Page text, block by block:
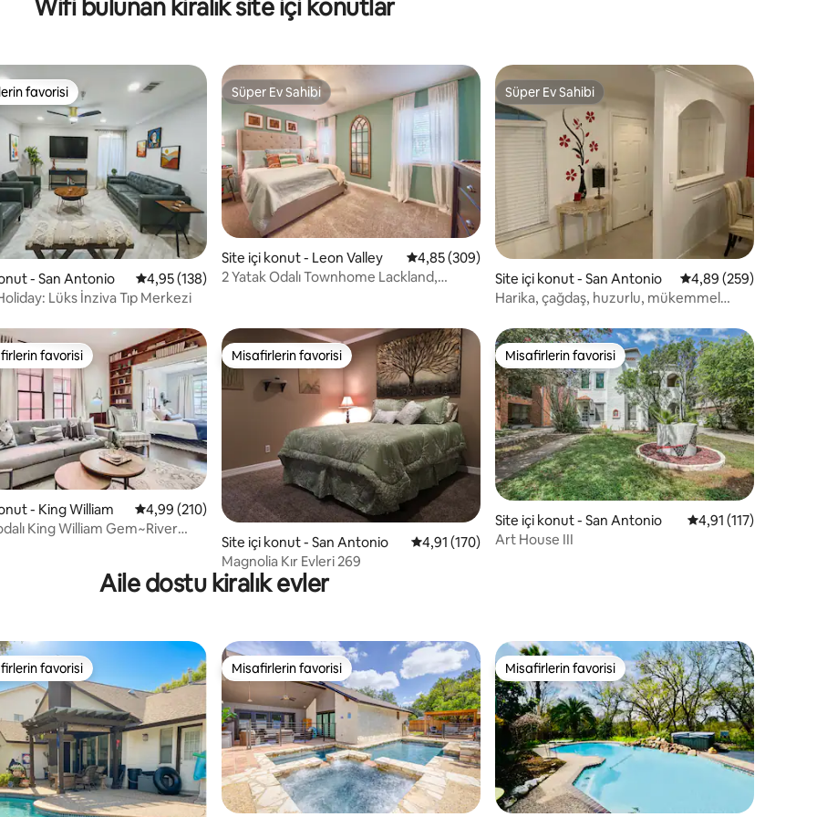
Wifi bulunan kiralık site içi konutlar
puan, 143 değerlendirme
favorisi
favorisi
- San Antonio 5 üzerinden ortalama 4,95 puan, 138 değerlendirme
4,95 (138)
Lüks İnziva Tıp Merkezi
Süper Ev Sahibi
Süper Ev Sahibi
Site içi konut - Leon Valley 5 üzerinden ortalama 4,85 puan, 309 değerlendirme
4,85 (309)
2 Yatak Odalı Townhome Lackland,
Süper Ev Sahibi
Süper Ev Sahibi
Site içi konut - San Antonio 5 üzerinden ortalama
4,89 (259)
Harika, çağdaş, huzurlu, mükemmel
puan, 263 değerlendirme
favorilerinden en beğenilenler arasında
favorisi
- King William 5 üzerinden ortalama 4,99 puan, 210 değerlendirme
4,99 (210)
King William Gem~River
Misafirlerin favorisi
Misafirlerin favorisi
Site içi konut - San Antonio 5 üzerinden ortalama 4,91 puan, 170 değerlendirme
4,91 (170)
Magnolia Kır Evleri 269
Misafirlerin favorisi
Misafirlerin favorisi
Site içi konut - San Antonio 5 üzerinden ortalama
4,91 (117)
Art House III
Aile dostu kiralık evler
favorilerinden en beğenilenler arasında
favorisi Misafirlerin favorisi
Misafirlerin favorisi Misafirlerin favorisi
Misafirlerin favorisi